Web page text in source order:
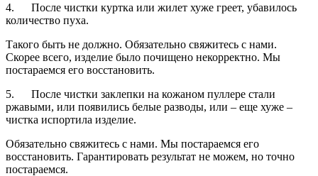
4. После чистки куртка или жилет хуже греет, убавилось
количество пуха.
Такого быть не должно. Обязательно свяжитесь с нами.
Скорее всего, изделие было почищено некорректно. Мы
постараемся его восстановить.
5. После чистки заклепки на кожаном пуллере стали
ржавыми, или появились белые разводы, или – еще хуже –
чистка испортила изделие.
Обязательно свяжитесь с нами. Мы постараемся его
восстановить. Гарантировать результат не можем, но точно
постараемся.